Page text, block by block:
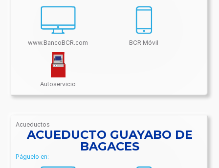
www.BancoBCR.com BCR Móvil
Autoservicio
Acueductos
/BancoBCR-
Contenido/Conectividades/Acueductos
ACUEDUCTO GUAYABO DE
BAGACES
Páguelo en: